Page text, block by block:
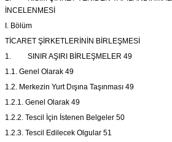
İNCELENMESİ
I. Bölüm
TİCARET ŞİRKETLERİNİN BİRLEŞMESİ
1. SINIR AŞIRI BİRLEŞMELER 49
1.1. Genel Olarak 49
1.2. Merkezin Yurt Dışına Taşınması 49
1.2.1. Genel Olarak 49
1.2.2. Tescil İçin İstenen Belgeler 50
1.2.3. Tescil Edilecek Olgular 51